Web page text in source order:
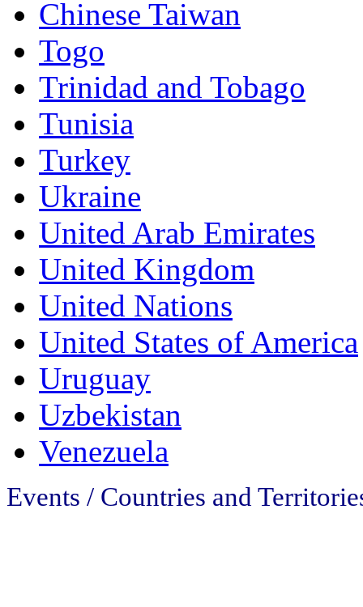
Chinese Taiwan
Togo
Trinidad and Tobago
Tunisia
Turkey
Ukraine
United Arab Emirates
United Kingdom
United Nations
United States of America
Uruguay
Uzbekistan
Venezuela
Events / Countries and